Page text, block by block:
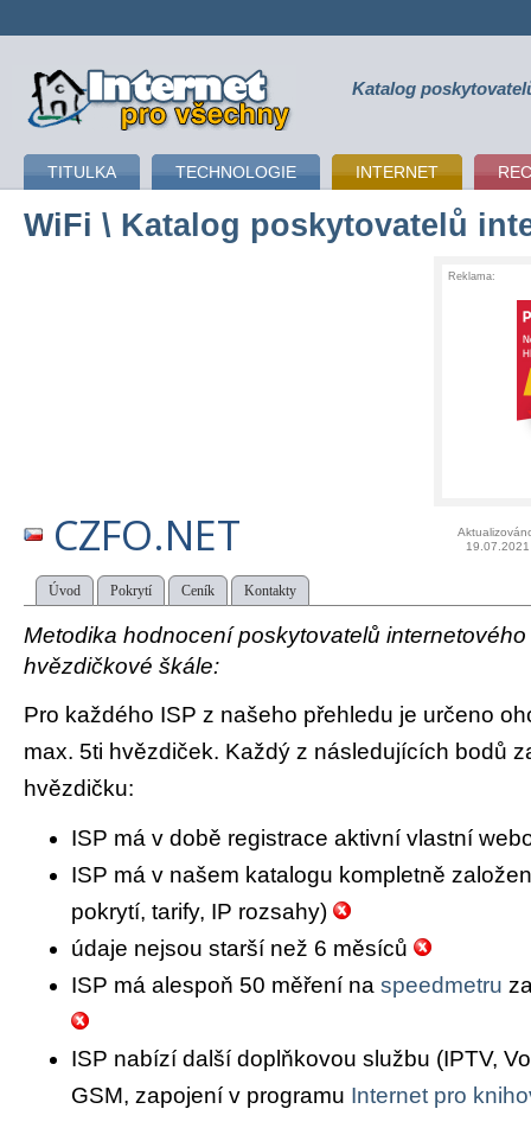
připojení k internetu Katalog
TITULKA TECHNOLOGIE INTERNET
WiFi \ Katalog poskytovatelů
Reklama:
CZFO.NET
19.07.2021
Úvod Pokrytí Ceník Kontakty
Metodika hodnocení poskytovatelů
hvězdičkové škále:
Pro každého ISP z našeho přehledu je určeno
max. 5ti hvězdiček. Každý z následujících bodů
hvězdičku:
ISP má v době registrace aktivní vlastní
ISP má v našem katalogu kompletně
pokrytí, tarify, IP rozsahy)
údaje nejsou starší než 6 měsíců
ISP má alespoň 50 měření na speedmetru
ISP nabízí další doplňkovou službu (IPTV,
GSM, zapojení v programu Internet pro